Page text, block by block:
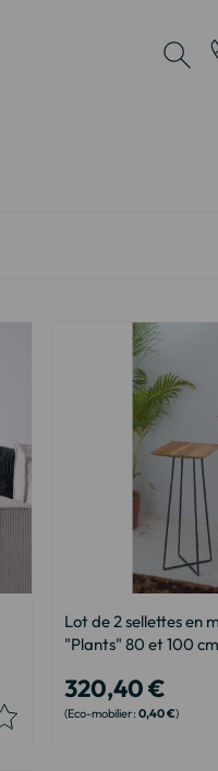
Lot de 2 sellettes en
"Plants" 80 et 100 cm
320,40 €
0,40 €